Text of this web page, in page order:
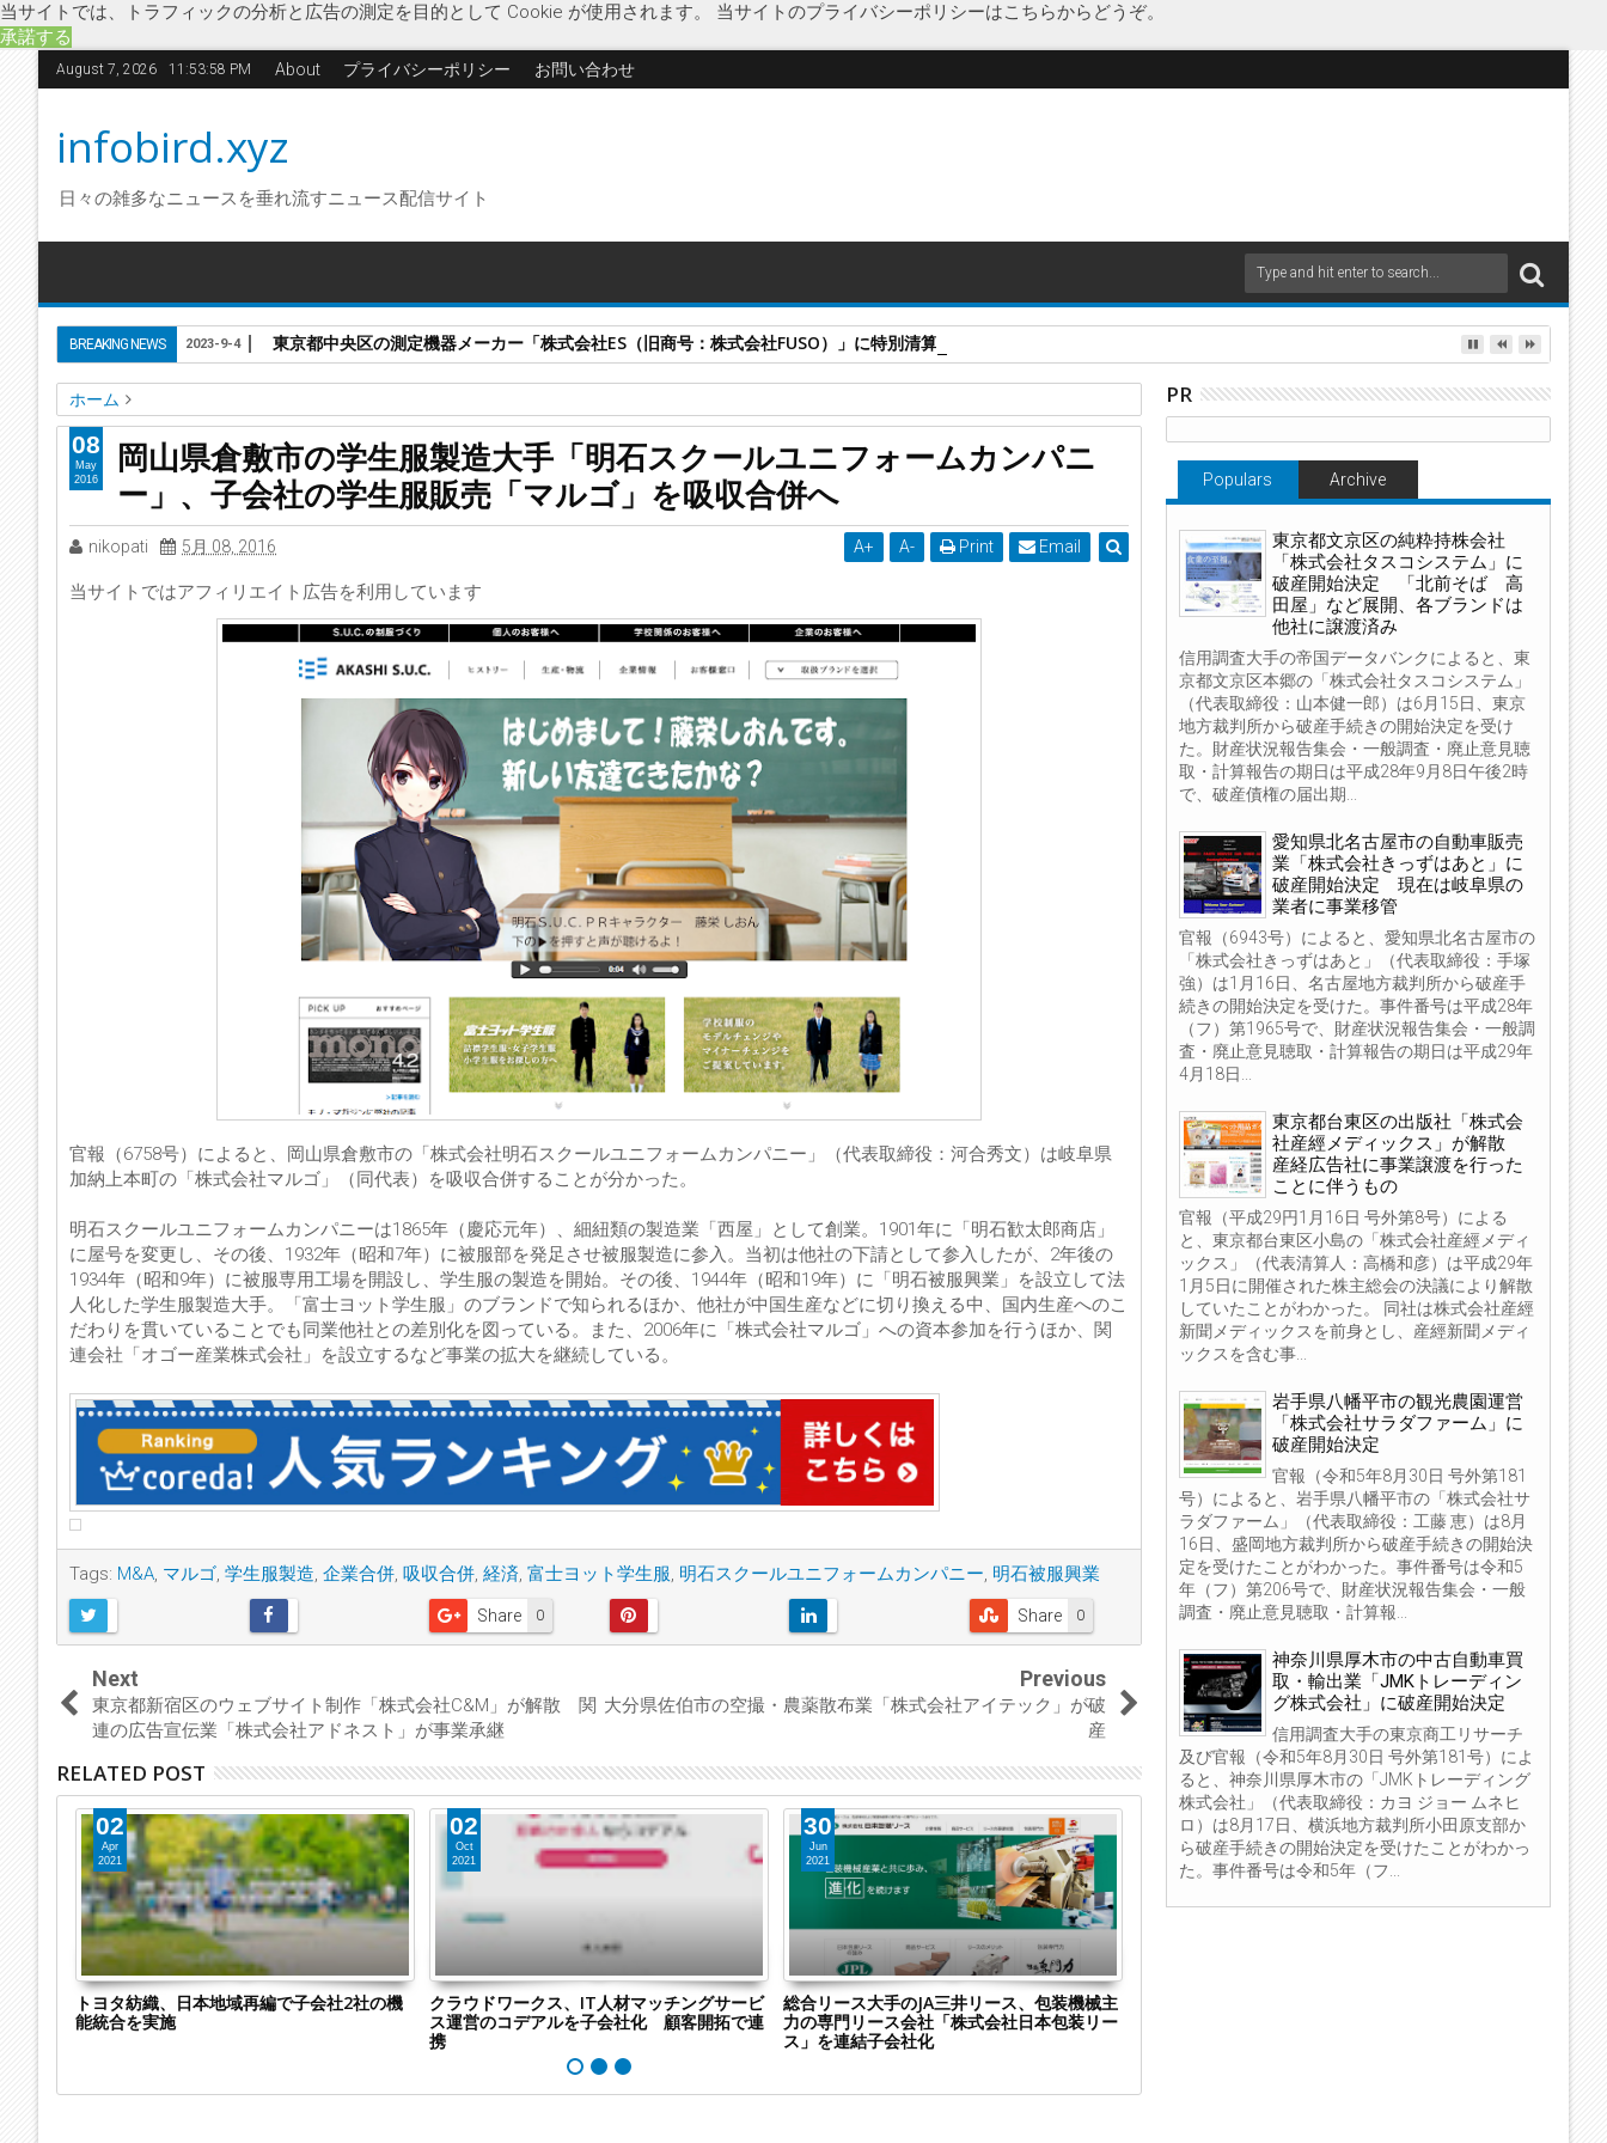
当サイトでは、トラフィックの分析と広告の測定を目的として Cookie が使用されます。 当サイトのプライバシーポリシーはこちらからどうぞ。
承諾する
August 7, 2026 11:53:58 PM About プライバシーポリシー お問い合わせ
infobird.xyz
日々の雑多なニュースを垂れ流すニュース配信サイト
BREAKING NEWS 東京都中央区の測定機器メーカー「株式会社ES（旧商号：株式会社FUSO）」に特別清算開始決定 事業はA-Gas Japanが承継
2023-9-4
ホーム
M&A
マルゴ 学生服製造 企業合併 吸収合併 経済 富士ヨット学生服 明石スクールユニフォームカンパニー
明石被服興業
岡山県倉敷市の学生服製造大手「明石スクールユニフォームカンパニー」、子会社の学生服販売「マルゴ」を吸収合併へ
岡山県倉敷市の学生服製造大手「明石スクールユニフォームカンパニ
ー」、子会社の学生服販売「マルゴ」を吸収合併へ
nikopati 5月 08, 2016 A+ A- Print Email
当サイトではアフィリエイト広告を利用しています
官報（6758号）によると、岡山県倉敷市の「株式会社明石スクールユニフォームカンパニー」（代表取締役：河合秀文）は岐阜県
加納上本町の「株式会社マルゴ」（同代表）を吸収合併することが分かった。
明石スクールユニフォームカンパニーは1865年（慶応元年）、細紐類の製造業「西屋」として創業。1901年に「明石歓太郎商店」
に屋号を変更し、その後、1932年（昭和7年）に被服部を発足させ被服製造に参入。当初は他社の下請として参入したが、2年後の
1934年（昭和9年）に被服専用工場を開設し、学生服の製造を開始。その後、1944年（昭和19年）に「明石被服興業」を設立して法
人化した学生服製造大手。「富士ヨット学生服」のブランドで知られるほか、他社が中国生産などに切り換える中、国内生産へのこ
だわりを貫いていることでも同業他社との差別化を図っている。また、2006年に「株式会社マルゴ」への資本参加を行うほか、関
連会社「オゴー産業株式会社」を設立するなど事業の拡大を継続している。
Tags: M&A, マルゴ, 学生服製造, 企業合併, 吸収合併, 経済, 富士ヨット学生服, 明石スクールユニフォームカンパニー, 明石被服興業
0
Share 0
Share
08
May
2016
Next
東京都新宿区のウェブサイト制作「株式会社C&M」が解散 関
連の広告宣伝業「株式会社アドネスト」が事業承継
Previous
大分県佐伯市の空撮・農薬散布業「株式会社アイテック」が破
産
RELATED POST
02
Apr
2021
トヨタ紡織、日本地域再編で子会社2社の機
能統合を実施
02
Oct
2021
クラウドワークス、IT人材マッチングサービ
ス運営のコデアルを子会社化 顧客開拓で連
携
30
Jun
2021
総合リース大手のJA三井リース、包装機械主
力の専門リース会社「株式会社日本包装リー
ス」を連結子会社化
22 02
Apr
PR
Populars Archive
東京都文京区の純粋持株会社
「株式会社タスコシステム」に
破産開始決定 「北前そば 高
田屋」など展開、各ブランドは
他社に譲渡済み
信用調査大手の帝国データバンクによると、東
京都文京区本郷の「株式会社タスコシステム」
（代表取締役：山本健一郎）は6月15日、東京
地方裁判所から破産手続きの開始決定を受け
た。財産状況報告集会・一般調査・廃止意見聴
取・計算報告の期日は平成28年9月8日午後2時
で、破産債権の届出期...
愛知県北名古屋市の自動車販売
業「株式会社きっずはあと」に
破産開始決定 現在は岐阜県の
業者に事業移管
官報（6943号）によると、愛知県北名古屋市の
「株式会社きっずはあと」（代表取締役：手塚
強）は1月16日、名古屋地方裁判所から破産手
続きの開始決定を受けた。事件番号は平成28年
（フ）第1965号で、財産状況報告集会・一般調
査・廃止意見聴取・計算報告の期日は平成29年
4月18日...
東京都台東区の出版社「株式会
社産經メディックス」が解散
産経広告社に事業譲渡を行った
ことに伴うもの
官報（平成29円1月16日 号外第8号）による
と、東京都台東区小島の「株式会社産經メディ
ックス」（代表清算人：高橋和彦）は平成29年
1月5日に開催された株主総会の決議により解散
していたことがわかった。 同社は株式会社産經
新聞メディックスを前身とし、産經新聞メディ
ックスを含む事...
岩手県八幡平市の観光農園運営
「株式会社サラダファーム」に
破産開始決定
官報（令和5年8月30日 号外第181
号）によると、岩手県八幡平市の「株式会社サ
ラダファーム」（代表取締役：工藤 恵）は8月
16日、盛岡地方裁判所から破産手続きの開始決
定を受けたことがわかった。事件番号は令和5
年（フ）第206号で、財産状況報告集会・一般
調査・廃止意見聴取・計算報...
神奈川県厚木市の中古自動車買
取・輸出業「JMKトレーディン
グ株式会社」に破産開始決定
信用調査大手の東京商工リサーチ
及び官報（令和5年8月30日 号外第181号）によ
ると、神奈川県厚木市の「JMKトレーディング
株式会社」（代表取締役：カヨ ジョー ムネヒ
ロ）は8月17日、横浜地方裁判所小田原支部か
ら破産手続きの開始決定を受けたことがわかっ
た。事件番号は令和5年（フ...